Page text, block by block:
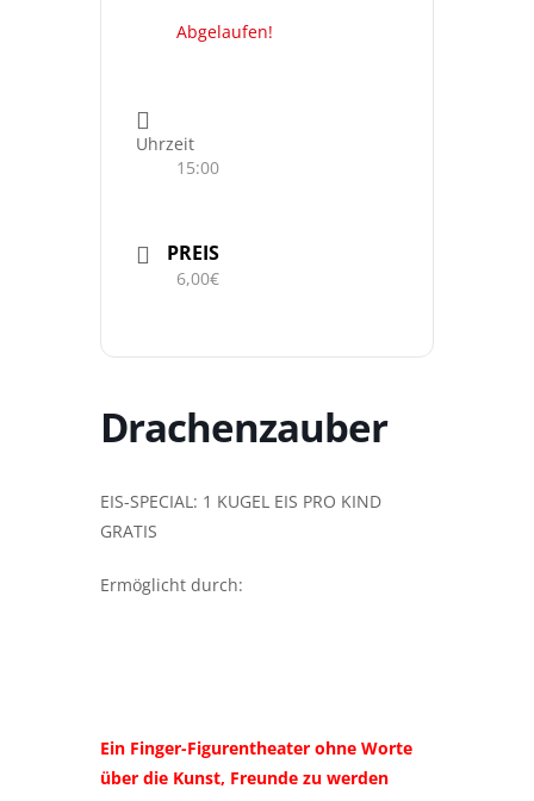
Abgelaufen!
Uhrzeit
15:00
PREIS
6,00€
Drachenzauber
EIS-SPECIAL: 1 KUGEL EIS PRO KIND
GRATIS
Ermöglicht durch:
Ein Finger-Figurentheater ohne Worte
über die Kunst, Freunde zu werden